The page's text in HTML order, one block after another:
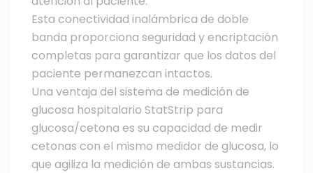
Esta conectividad inalámbrica de doble
banda proporciona seguridad y encriptación
completas para garantizar que los datos del
paciente permanezcan intactos.
Una ventaja del sistema de medición de
glucosa hospitalario StatStrip para
glucosa/cetona es su capacidad de medir
cetonas con el mismo medidor de glucosa, lo
que agiliza la medición de ambas sustancias.